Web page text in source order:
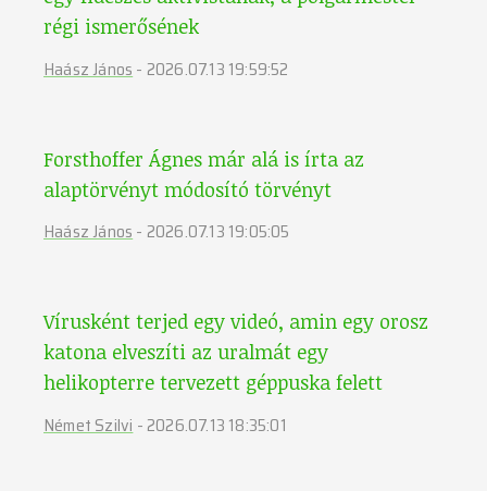
régi ismerősének
Haász János - 2026.07.13 19:59:52
Forsthoffer Ágnes már alá is írta az
alaptörvényt módosító törvényt
Haász János- 2026.07.13 19:05:05
Vírusként terjed egy videó, amin egy orosz
katona elveszíti az uralmát egy
helikopterre tervezett géppuska felett
Német Szilvi- 2026.07.13 18:35:01